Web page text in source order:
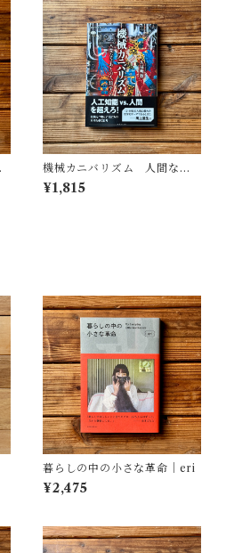
機械カニバリズム 人間なき
あとの人類学へ｜久保 明教
¥1,815
暮らしの中の小さな革命｜eri
¥2,475